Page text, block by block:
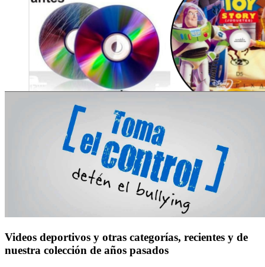
Videos deportivos y otras categorías, recientes y de
nuestra colección de años pasados